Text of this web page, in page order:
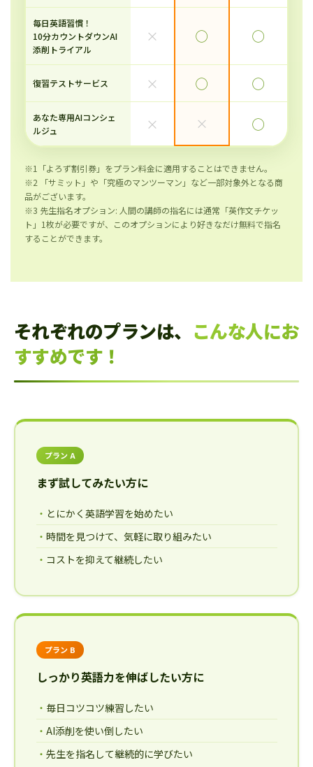
毎日英語習慣！
10分カウントダウンAI
添削トライアル
× ◯ ◯
復習テストサービス × ◯ ◯
あなた専用AIコンシェ
ルジュ
× × ◯
※1「よろず割引券」をプラン料金に適用することはできません。
※2 「サミット」や「究極のマンツーマン」など一部対象外となる商
品がございます。
※3 先生指名オプション: 人間の講師の指名には通常「英作文チケッ
ト」1枚が必要ですが、このオプションにより好きなだけ無料で指名
することができます。
それぞれのプランは、 こんな人にお
すすめです！
プラン A
まず試してみたい方に
とにかく英語学習を始めたい
時間を見つけて、気軽に取り組みたい
コストを抑えて継続したい
プラン B
しっかり英語力を伸ばしたい方に
毎日コツコツ練習したい
AI添削を使い倒したい
先生を指名して継続的に学びたい